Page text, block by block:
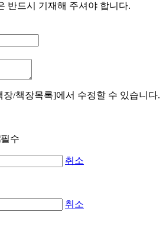
반드시 기재해 주셔야 합니다.
장/책장목록]에서 수정할 수 있습니다.
취소
취소